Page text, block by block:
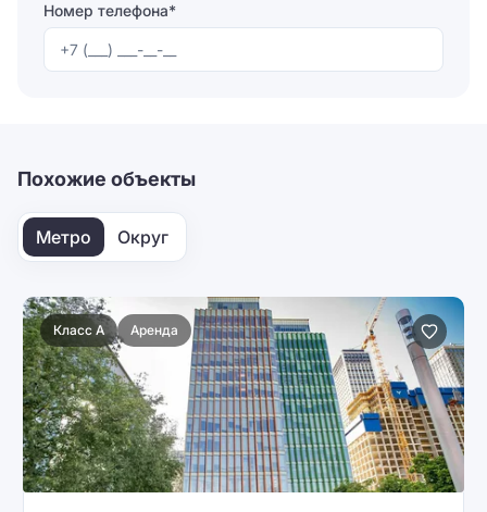
Номер телефона*
Похожие объекты
Метро Округ
Класс A Аренда